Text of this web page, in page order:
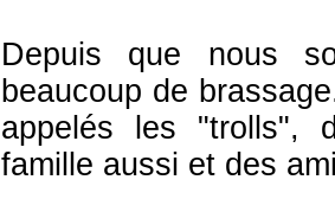
Depuis que nous
beaucoup de
appelés les "trolls",
famille aussi et des